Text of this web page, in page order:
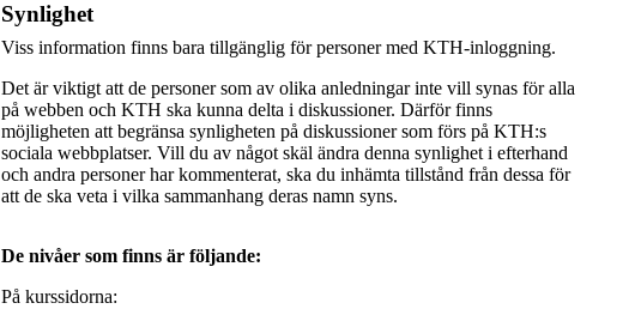
Synlighet
Viss information finns bara tillgänglig för personer med KTH-inloggning.
Det är viktigt att de personer som av olika anledningar inte vill synas för alla
på webben och KTH ska kunna delta i diskussioner. Därför finns
möjligheten att begränsa synligheten på diskussioner som förs på KTH:s
sociala webbplatser. Vill du av något skäl ändra denna synlighet i efterhand
och andra personer har kommenterat, ska du inhämta tillstånd från dessa för
att de ska veta i vilka sammanhang deras namn syns.
De nivåer som finns är följande:
På kurssidorna: